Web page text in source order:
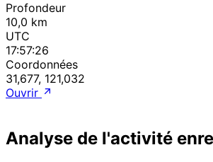
Profondeur
10,0 km
UTC
17:57:26
Coordonnées
31,677, 121,032
Ouvrir
Analyse de l'activité